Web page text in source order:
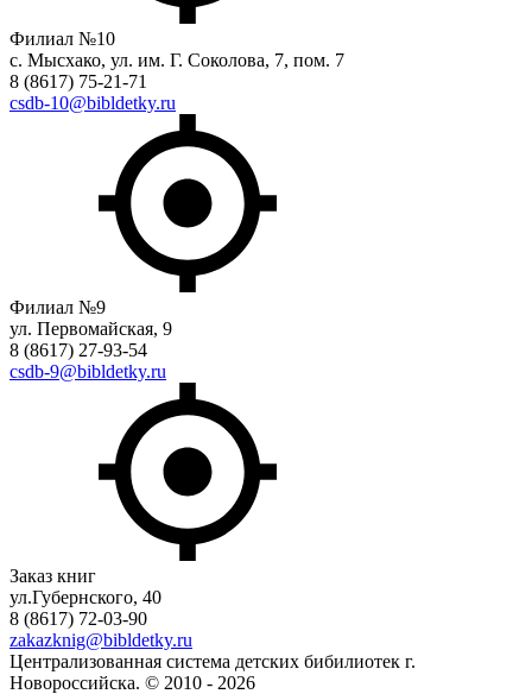
Филиал №10
с. Мысхако, ул. им. Г. Соколова, 7, пом. 7
8 (8617) 75-21-71
csdb-10@bibldetky.ru
Филиал №9
ул. Первомайская, 9
8 (8617) 27-93-54
csdb-9@bibldetky.ru
Заказ книг
ул.Губернского, 40
8 (8617) 72-03-90
zakazknig@bibldetky.ru
Централизованная система детских бибилиотек г.
Новороссийска. © 2010 - 2026